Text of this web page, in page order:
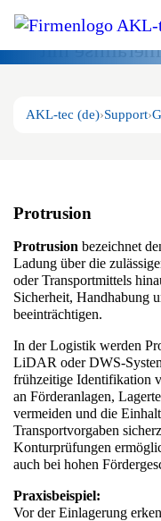
Glossar
AKL-tec (de) Support
Protrusion
Protrusion bezeichnet
Ladung über die
oder Transportmittels
Sicherheit, Handhabung
beeinträchtigen.
In der Logistik werden
LiDAR oder DWS-
frühzeitige Identifikation
an Förderanlagen,
vermeiden und die
Transportvorgaben
Konturprüfungen
auch bei hohen
Praxisbeispiel:
Vor der Einlagerung